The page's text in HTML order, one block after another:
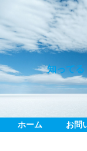
知ってる
ホーム お問